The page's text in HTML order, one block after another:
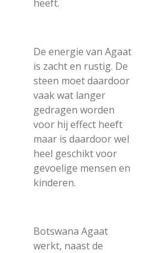
heeft.
De energie van Agaat
is zacht en rustig. De
steen moet daardoor
vaak wat langer
gedragen worden
voor hij effect heeft
maar is daardoor wel
heel geschikt voor
gevoelige mensen en
kinderen.
Botswana Agaat
werkt, naast de